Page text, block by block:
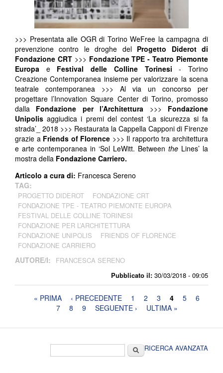
Pubblicato il: 30/03/2018 - 09:05
>>> Presentata alle OGR di Torino WeFree la campagna di
prevenzione contro le droghe del Progetto Diderot di
Fondazione CRT >>> Fondazione TPE- Teatro Piemonte
Europa eFestival delle Colline Torinesi- Torino
Creazione Contemporanea insieme per valorizzare la scena
teatrale contemporanea >>> Al via un concorso per
progettare l’Innovation Square Center di Torino, promosso
dalla Fondazione per l’Architettura >>> Fondazione
Unipolisaggiudica i premi del contest ‘La sicurezza si fa
strada’_ 2018 >>> Restaurata la Cappella Capponi di Firenze
grazie aFriends of Florence >>> Il rapporto tra architettura
e arte contemporanea in ‘Sol LeWitt. Between the Lines’ la
mostra della Fondazione Carriero.
Articolo a cura di: Francesca Sereno
TAG:
PROGETTO DIDEROT
FONDAZIONE CRT
FONDAZIONE TPE - TEATRO PIEMONTE EUROPA
FESTIVAL DELLE COLLINE TORINESI
FONDAZIONE PER L’ARCHITETTURA
FONDAZIONE UNIPOLIS
FRIENDS OF FLORENCE
FONDAZIONE CARRIERO
AUTORE/I: FRANCESCA SERENO
Pagine« PRIMA ‹ PRECEDENTE 1 2 3 4 5
6
7
8 9 SEGUENTE › ULTIMA »
CercaRICERCA AVANZATA